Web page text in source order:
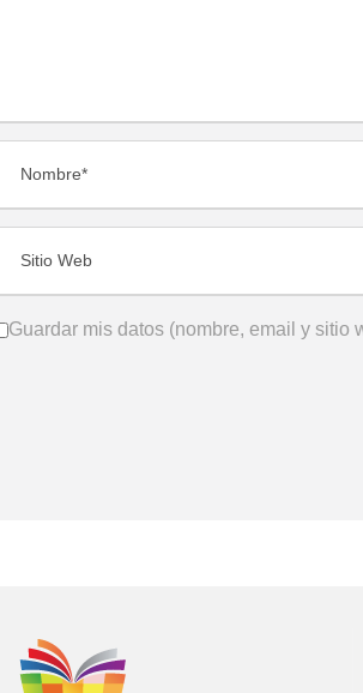
Guardar mis datos (nombre, email y sitio